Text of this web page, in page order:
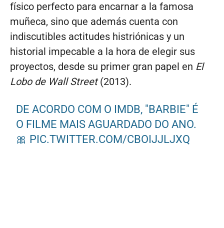
físico perfecto para encarnar a la famosa
muñeca, sino que además cuenta con
indiscutibles actitudes histriónicas y un
historial impecable a la hora de elegir sus
proyectos, desde su primer gran papel en El
Lobo de Wall Street(2013).
DE ACORDO COM O IMDB, "BARBIE" É
O FILME MAIS AGUARDADO DO ANO.
🎀 PIC.TWITTER.COM/CBOIJJLJXQ